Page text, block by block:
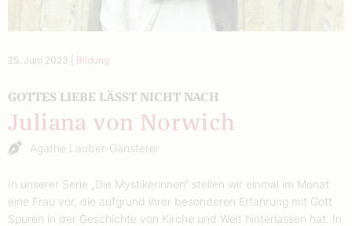
25. Juni 2023 Bildung
GOTTES LIEBE LÄSST NICHT NACH
Juliana von Norwich
Agathe Lauber-Gansterer
In unserer Serie „Die Mystikerinnen“ stellen wir einmal im Monat
eine Frau vor, die aufgrund ihrer besonderen Erfahrung mit Gott
Spuren in der Geschichte von Kirche und Welt hinterlassen hat. In